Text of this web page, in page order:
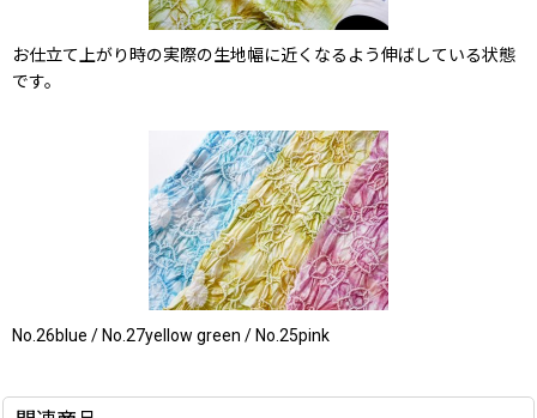
お仕立て上がり時の実際の生地幅に近くなるよう伸ばしている状態
です。
No.26blue / No.27yellow green / No.25pink